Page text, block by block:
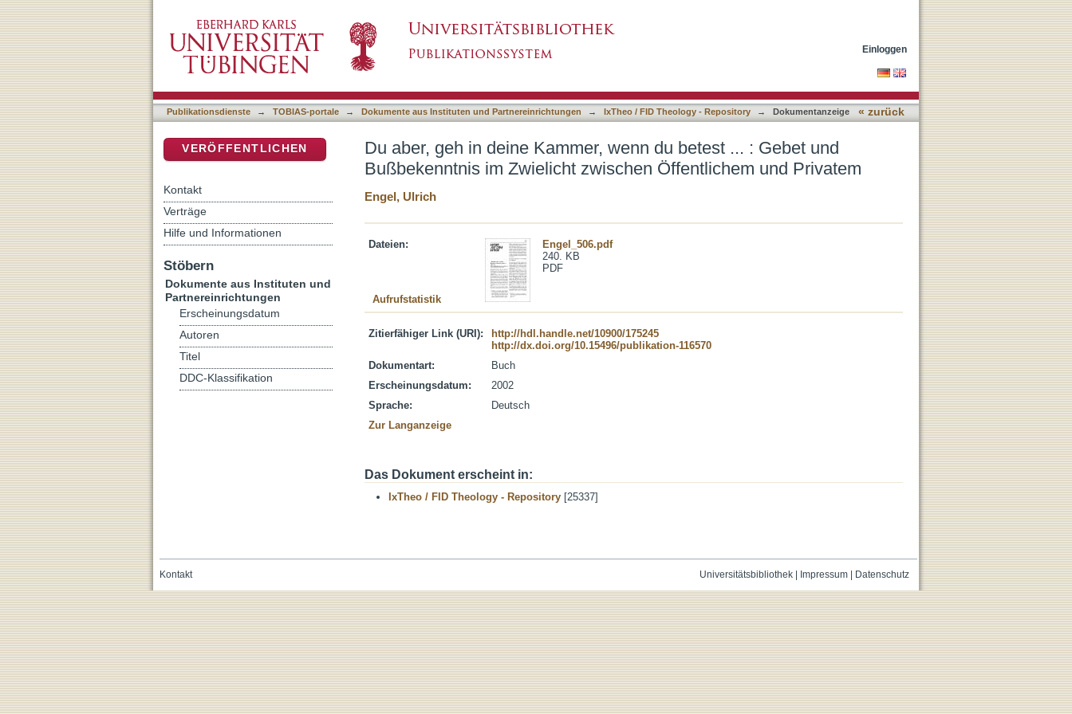
zwischen Öffentlichem und Privatem
Einloggen
Publikationsdienste → TOBIAS-portale → Dokumente aus Instituten und Partnereinrichtungen → IxTheo / FID Theology - Repository → Dokumentanzeige « zurück
Du aber, geh in deine Kammer, wenn du betest ... : Gebet und
Bußbekenntnis im Zwielicht zwischen Öffentlichem und Privatem
Engel, Ulrich
Dateien:
Engel_506.pdf
240. KB
PDF
Aufrufstatistik
Zitierfähiger Link (URI):
http://hdl.handle.net/10900/175245
http://dx.doi.org/10.15496/publikation-116570
Dokumentart:
Buch
Erscheinungsdatum:
2002
Sprache:
Deutsch
Zur Langanzeige
Das Dokument erscheint in:
IxTheo / FID Theology - Repository [25337]
VERÖFFENTLICHEN
Kontakt
Verträge
Hilfe und Informationen
Stöbern
Dokumente aus Instituten und
Partnereinrichtungen
Erscheinungsdatum
Autoren
Titel
DDC-Klassifikation
Universitätsbibliothek| Impressum| Datenschutz
Kontakt